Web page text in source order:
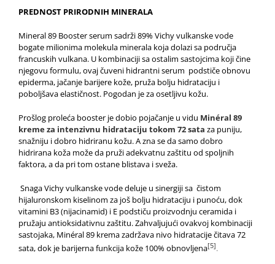
PREDNOST PRIRODNIH MINERALA
Mineral 89 Booster serum sadrži 89% Vichy vulkanske vode
bogate milionima molekula minerala koja dolazi sa područja
francuskih vulkana. U kombinaciji sa ostalim sastojcima koji čine
njegovu formulu, ovaj čuveni hidrantni serum podstiče obnovu
epiderma, jačanje barijere kože, pruža bolju hidrataciju i
poboljšava elastičnost. Pogodan je za osetljivu kožu.
Prošlog proleća booster je dobio pojačanje u vidu Minéral 89
kreme za intenzivnu hidrataciju tokom 72 sata za puniju,
snažniju i dobro hidriranu kožu. A zna se da samo dobro
hidrirana koža može da pruži adekvatnu zaštitu od spoljnih
faktora, a da pri tom ostane blistava i sveža.
Snaga Vichy vulkanske vode deluje u sinergiji sa čistom
hijaluronskom kiselinom za još bolju hidrataciju i punoću, dok
vitamini B3 (nijacinamid) i E podstiču proizvodnju ceramida i
pružaju antioksidativnu zaštitu. Zahvaljujući ovakvoj kombinaciji
sastojaka, Minéral 89 krema zadržava nivo hidratacije čitava 72
sata, dok je barijerna funkcija kože 100% obnovljena[5].